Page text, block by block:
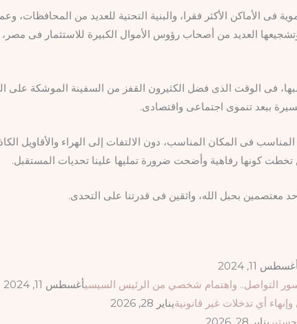
الأماكن الأكثر فقرا، والبنية التحتية للعديد من المحافظات،
العديد من أصحاب رؤوس الأموال الكبيرة للاستثمار فى
فى الوقت الذى فضل الكثيرون القفز من السفينة الموشكة على
ببعد تنموى اجتماعى واقتصادى.
فى المكان المناسب، دون الالتفات إلى الهراء والأقاويل
كونها رفاهية وأضحت ضرورة تمليها علينا تحديات المستقبل.
معتصمين بحبل الله، واثقين فى قدرتنا على التحدى.
11, 2024
التواصل.. واهتمام شخصي من الرئيس السيسيأغسطس 11, 2024
أي تدخلات غير قانونيةيناير 28, 2026